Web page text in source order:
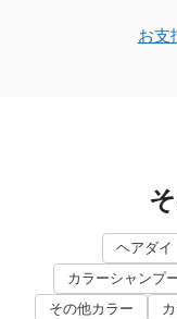
お支
ヘアダイ
カラーシャンプ
その他カラー